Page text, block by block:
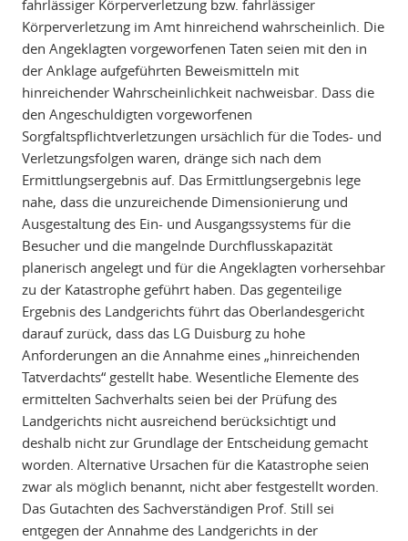
fahrlässiger Körperverletzung bzw. fahrlässiger
Körperverletzung im Amt hinreichend wahrscheinlich. Die
den Angeklagten vorgeworfenen Taten seien mit den in
der Anklage aufgeführten Beweismitteln mit
hinreichender Wahrscheinlichkeit nachweisbar. Dass die
den Angeschuldigten vorgeworfenen
Sorgfaltspflichtverletzungen ursächlich für die Todes- und
Verletzungsfolgen waren, dränge sich nach dem
Ermittlungsergebnis auf. Das Ermittlungsergebnis lege
nahe, dass die unzureichende Dimensionierung und
Ausgestaltung des Ein- und Ausgangssystems für die
Besucher und die mangelnde Durchflusskapazität
planerisch angelegt und für die Angeklagten vorhersehbar
zu der Katastrophe geführt haben. Das gegenteilige
Ergebnis des Landgerichts führt das Oberlandesgericht
darauf zurück, dass das LG Duisburg zu hohe
Anforderungen an die Annahme eines „hinreichenden
Tatverdachts“ gestellt habe. Wesentliche Elemente des
ermittelten Sachverhalts seien bei der Prüfung des
Landgerichts nicht ausreichend berücksichtigt und
deshalb nicht zur Grundlage der Entscheidung gemacht
worden. Alternative Ursachen für die Katastrophe seien
zwar als möglich benannt, nicht aber festgestellt worden.
Das Gutachten des Sachverständigen Prof. Still sei
entgegen der Annahme des Landgerichts in der